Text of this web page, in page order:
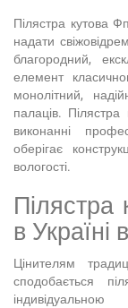
Пілястра кутова
надати
благородний,
елемент
монолітний,
палаців.
виконанні
оберігає
вологості.
в Україні
Цінителям
сподобається